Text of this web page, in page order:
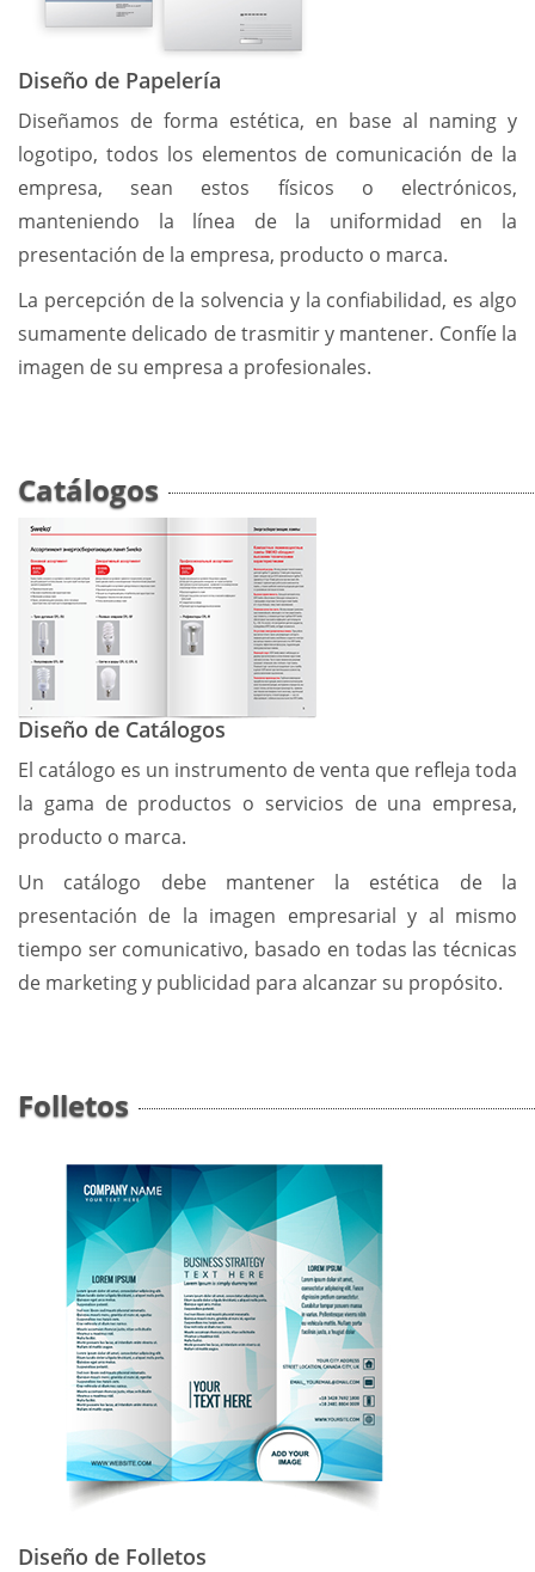
Diseño de Papelería
Diseñamos de forma estética, en base al naming y
logotipo, todos los elementos de comunicación de la
empresa, sean estos físicos o electrónicos,
manteniendo la línea de la uniformidad en la
presentación de la empresa, producto o marca.
La percepción de la solvencia y la confiabilidad, es algo
sumamente delicado de trasmitir y mantener. Confíe la
imagen de su empresa a profesionales.
Catálogos
Diseño de Catálogos
El catálogo es un instrumento de venta que refleja toda
la gama de productos o servicios de una empresa,
producto o marca.
Un catálogo debe mantener la estética de la
presentación de la imagen empresarial y al mismo
tiempo ser comunicativo, basado en todas las técnicas
de marketing y publicidad para alcanzar su propósito.
Folletos
Diseño de Folletos